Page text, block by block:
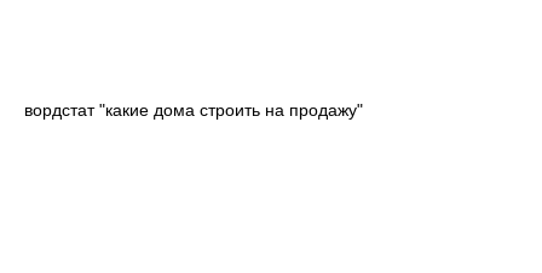
вордстат "какие дома строить на продажу"